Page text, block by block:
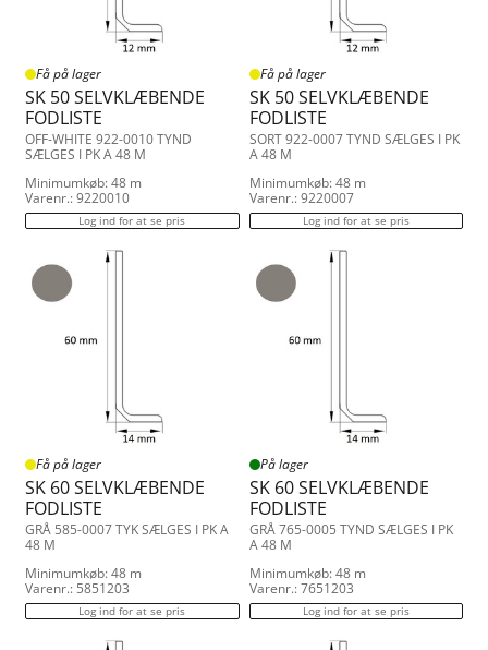
Få på lager
SK 50 SELVKLÆBENDE
FODLISTE
OFF-WHITE 922-0010 TYND
SÆLGES I PK A 48 M
Minimumkøb: 48 m
Varenr.: 9220010
Log ind for at se pris
Få på lager
SK 50 SELVKLÆBENDE
FODLISTE
SORT 922-0007 TYND SÆLGES I PK
A 48 M
Minimumkøb: 48 m
Varenr.: 9220007
Log ind for at se pris
Få på lager
SK 60 SELVKLÆBENDE
FODLISTE
GRÅ 585-0007 TYK SÆLGES I PK A
48 M
Minimumkøb: 48 m
Varenr.: 5851203
Log ind for at se pris
På lager
SK 60 SELVKLÆBENDE
FODLISTE
GRÅ 765-0005 TYND SÆLGES I PK
A 48 M
Minimumkøb: 48 m
Varenr.: 7651203
Log ind for at se pris